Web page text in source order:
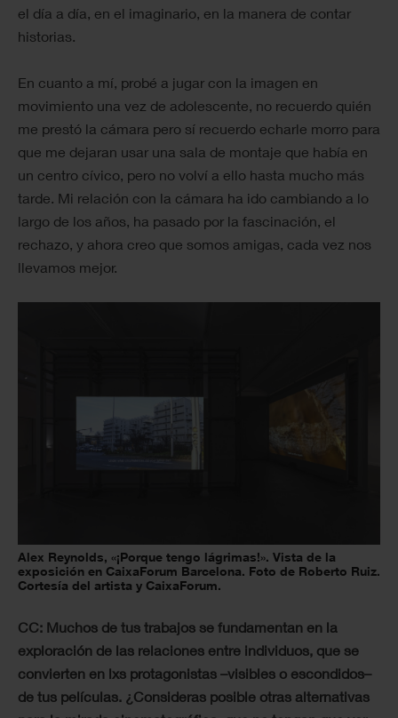
el día a día, en el imaginario, en la manera de contar
historias.
En cuanto a mí, probé a jugar con la imagen en
movimiento una vez de adolescente, no recuerdo quién
me prestó la cámara pero sí recuerdo echarle morro para
que me dejaran usar una sala de montaje que había en
un centro cívico, pero no volví a ello hasta mucho más
tarde. Mi relación con la cámara ha ido cambiando a lo
largo de los años, ha pasado por la fascinación, el
rechazo, y ahora creo que somos amigas, cada vez nos
llevamos mejor.
Alex Reynolds, «¡Porque tengo lágrimas!». Vista de la
exposición en CaixaForum Barcelona. Foto de Roberto Ruiz.
Cortesía del artista y CaixaForum.
CC: Muchos de tus trabajos se fundamentan en la
exploración de las relaciones entre individuos, que se
convierten en lxs protagonistas –visibles o escondidos–
de tus películas. ¿Consideras posible otras alternativas